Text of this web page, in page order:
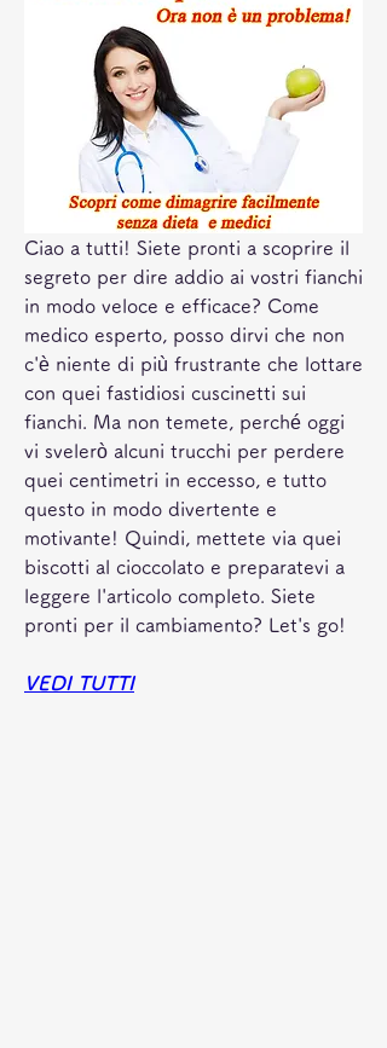
Ciao a tutti! Siete pronti a scoprire il
segreto per dire addio ai vostri fianchi
in modo veloce e efficace? Come
medico esperto, posso dirvi che non
c'è niente di più frustrante che lottare
con quei fastidiosi cuscinetti sui
fianchi. Ma non temete, perché oggi
vi svelerò alcuni trucchi per perdere
quei centimetri in eccesso, e tutto
questo in modo divertente e
motivante! Quindi, mettete via quei
biscotti al cioccolato e preparatevi a
leggere l'articolo completo. Siete
pronti per il cambiamento? Let's go!
VEDI TUTTI